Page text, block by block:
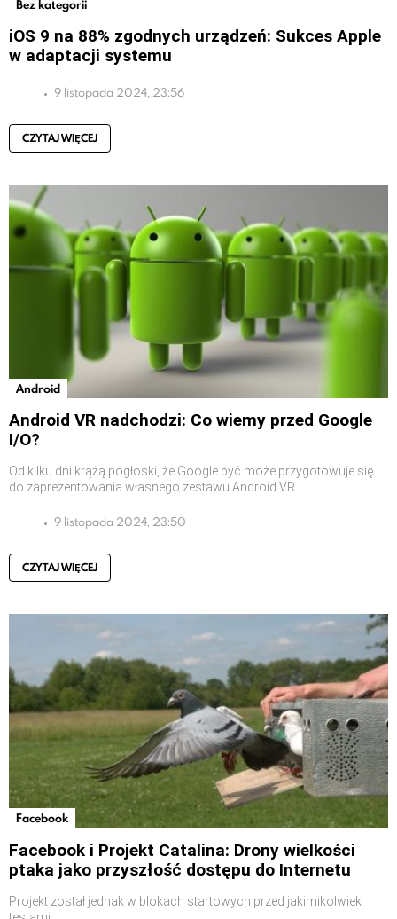
Bez kategorii
iOS 9 na 88% zgodnych urządzeń: Sukces Apple
w adaptacji systemu
9 listopada 2024, 23:56
CZYTAJ WIĘCEJ
Android
Android VR nadchodzi: Co wiemy przed Google
I/O?
Od kilku dni krążą pogłoski, że Google być może przygotowuje się
do zaprezentowania własnego zestawu Android VR
9 listopada 2024, 23:50
CZYTAJ WIĘCEJ
Facebook
Facebook i Projekt Catalina: Drony wielkości
ptaka jako przyszłość dostępu do Internetu
Projekt został jednak w blokach startowych przed jakimikolwiek